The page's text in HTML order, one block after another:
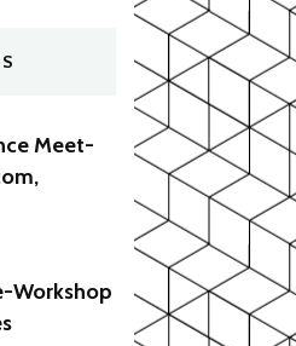
Meet-
Workshop